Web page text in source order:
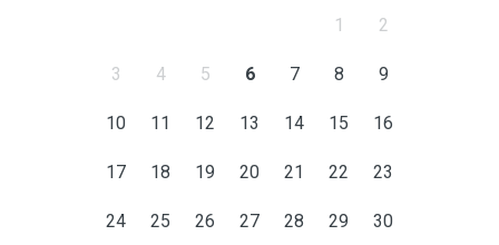
1 2
3 4 5 6 7 8 9
10 11 12 13 14 15 16
17 18 19 20 21 22 23
24 25 26 27 28 29 30